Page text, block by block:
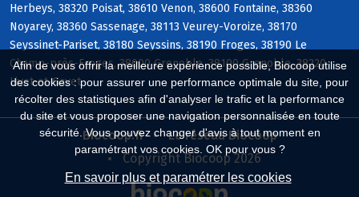
Afin de vous offrir la meilleure expérience possible, Biocoop utilise
des cookies : pour assurer une performance optimale du site, pour
récolter des statistiques afin d'analyser le trafic et la performance
du site et vous proposer une navigation personnalisée en toute
sécurité. Vous pouvez changer d'avis à tout moment en
paramétrant vos cookies. OK pour vous ?
En savoir plus et paramétrer les cookies
Herbeys, 38320 Poisat, 38610 Venon, 38600 Fontaine, 38360
Noyarey, 38360 Sassenage, 38113 Veurey-Voroize, 38170
Seyssinet-Pariset, 38180 Seyssins, 38190 Froges, 38190 Le
Champ-près-Froges, 38000 Grenoble, 38100 Grenoble, 38220
Livet-et-Gavet
Biocoop.fr
Le réseau Biocoop
Copyright Biocoop 2026